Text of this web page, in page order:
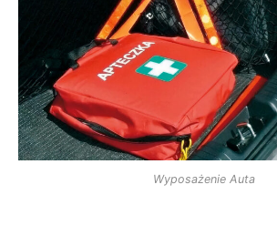
Wyposażenie Auta